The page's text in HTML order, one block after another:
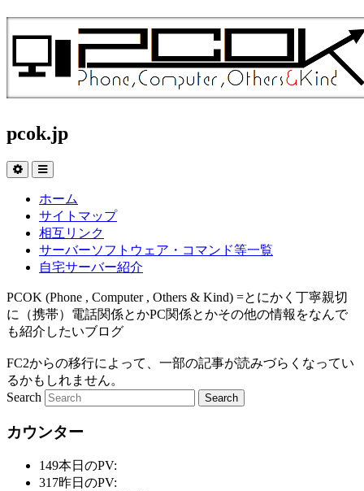
pcok.jp
ホーム
サイトマップ
相互リンク
サーバーソフトウェア・コマンド等一覧
自宅サーバー紹介
PCOK (Phone , Computer , Others & Kind) =とにかく丁寧親切
に（携帯）電話関係とかPC関係とかその他の情報をなんで
も紹介したいブログ
FC2からの移行によって、一部の記事が読みづらくなってい
るかもしれません。
Search
カウンター
149本日のPV:
317昨日のPV: